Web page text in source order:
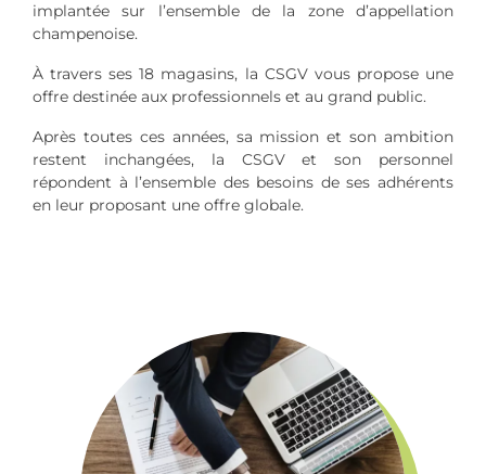
implantée sur l’ensemble de la zone d’appellation
champenoise.
À travers ses 18 magasins, la CSGV vous propose une
offre destinée aux professionnels et au grand public.
Après toutes ces années, sa mission et son ambition
restent inchangées, la CSGV et son personnel
répondent à l’ensemble des besoins de ses adhérents
en leur proposant une offre globale.